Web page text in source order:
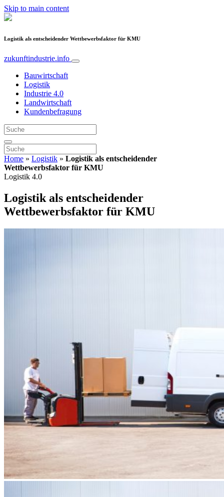
Skip to main content
Logistik als entscheidender Wettbewerbsfaktor für KMU
zukunftindustrie.info
Bauwirtschaft
Logistik
Industrie 4.0
Landwirtschaft
Kundenbefragung
Home » Logistik » Logistik als entscheidender
Wettbewerbsfaktor für KMU
Logistik 4.0
Logistik als entscheidender
Wettbewerbsfaktor für KMU